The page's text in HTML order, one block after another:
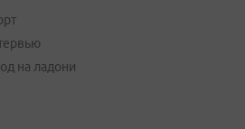
на ладони